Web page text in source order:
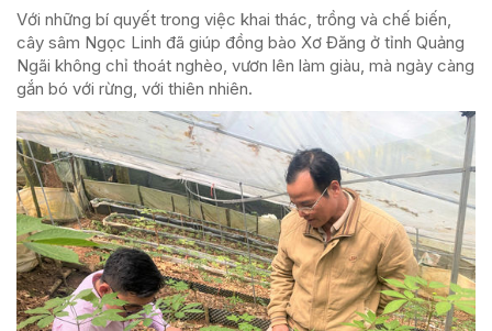
Với những bí quyết trong việc khai thác, trồng và chế biến,
cây sâm Ngọc Linh đã giúp đồng bào Xơ Đăng ở tỉnh Quảng
Ngãi không chỉ thoát nghèo, vươn lên làm giàu, mà ngày càng
gắn bó với rừng, với thiên nhiên.